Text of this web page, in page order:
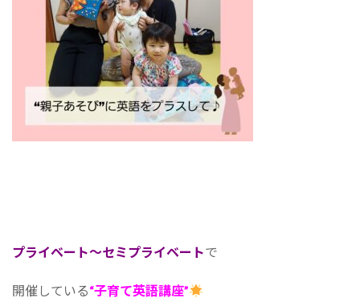
プライベート～セミプライベートで
開催している“子育て英語講座”